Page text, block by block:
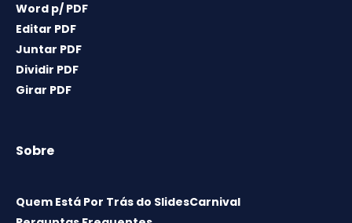
Word p/ PDF
Editar PDF
Juntar PDF
Dividir PDF
Girar PDF
Sobre
Quem Está Por Trás do SlidesCarnival